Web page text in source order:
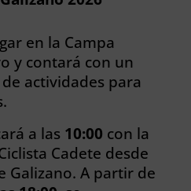
en la Campa
y contará con un
actividades para
a las 10:00 con la
Cadete desde
Galizano. A partir de